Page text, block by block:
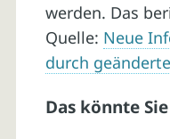
werden. Das
Quelle: Neue
durch
Das könnte